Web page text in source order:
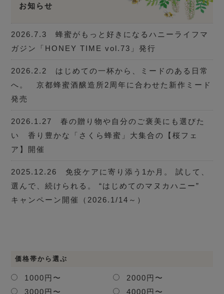
お知らせ
2026.7.3 蜂蜜がもっと好きになるハニーライフマ
ガジン「HONEY TIME vol.73」発行
2026.2.2 はじめての一杯から、ミードのある日常
へ。 京都蜂蜜酒醸造所2周年に合わせた新作ミード
発売
2026.1.27 春の贈り物や自分のご褒美にも選びた
い 香り豊かな「さくら蜂蜜」大集合の【桜フェ
ア】開催
2025.12.26 免疫ケアに寄り添う1か月。 試して、
選んで、続けられる。 “はじめてのマヌカハニー”
キャンペーン開催（2026.1/14～）
価格帯から選ぶ
1000円〜
2000円〜
3000円〜
4000円〜